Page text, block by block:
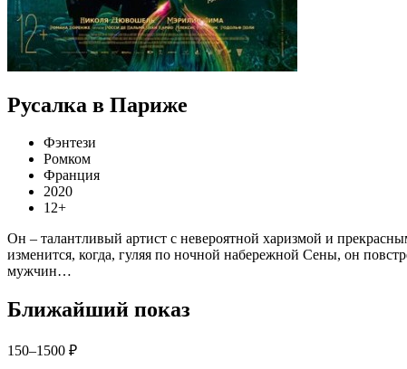
Русалка в Париже
Фэнтези
Ромком
Франция
2020
12+
Он – талантливый артист с невероятной харизмой и
изменится, когда, гуляя по ночной набережной Сены, он
мужчин…
Ближайший показ
150–1500 ₽